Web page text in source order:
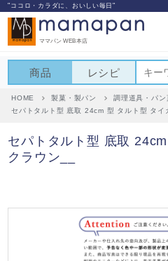
"ココロ・カラダに、おいしい毎日"
ママパン WEB本店
商品 レシピ
HOME 製菓・製パン 調理道具・パン
セパトタルト型 底取 24cm 型 タルト型 タイ
セパトタルト型 底取
クラウン__